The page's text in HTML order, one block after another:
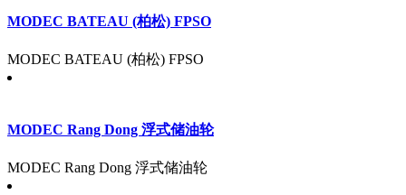
MODEC BATEAU (柏松) FPSO
MODEC BATEAU (柏松) FPSO
MODEC Rang Dong 浮式储油轮
MODEC Rang Dong 浮式储油轮